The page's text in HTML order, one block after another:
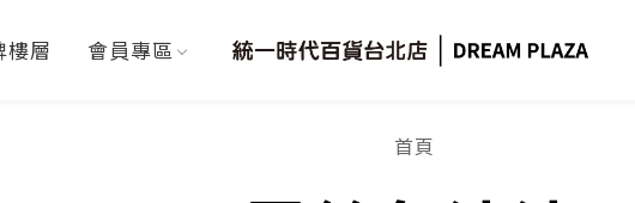
樓層 會員專區
首頁